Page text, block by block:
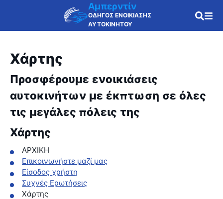
Αμπερντίν
ΟΔΗΓΟΣ ΕΝΟΙΚΙΑΣΗΣ
ΑΥΤΟΚΙΝΗΤΟΥ
Χάρτης
Προσφέρουμε ενοικιάσεις
αυτοκινήτων με έκπτωση σε όλες
τις μεγάλες πόλεις της
Χάρτης
ΑΡΧΙΚΗ
Επικοινωνήστε μαζί μας
Είσοδος χρήστη
Συχνές Ερωτήσεις
Χάρτης